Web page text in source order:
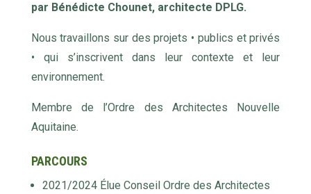
par Bénédicte Chounet, architecte DPLG.
Nous travaillons sur des projets • publics et privés
• qui s’inscrivent dans leur contexte et leur
environnement.
Membre de l’Ordre des Architectes Nouvelle
Aquitaine.
PARCOURS
2021/2024 Élue Conseil Ordre des Architectes